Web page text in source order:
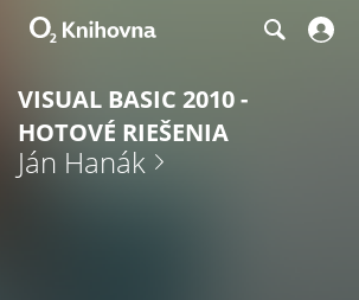
VISUAL BASIC 2010 -
HOTOVÉ RIEŠENIA
Ján Hanák